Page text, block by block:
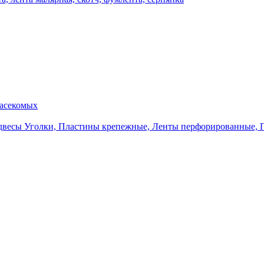
Уголки, Пластины крепежные, Ленты перфорированные,